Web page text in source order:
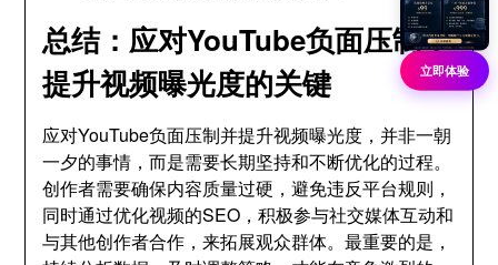
总结：应对YouTube负面压制，
提升视频曝光度的关键
应对YouTube负面压制并提升视频曝光度，并非一朝
一夕的事情，而是需要长期坚持和不断优化的过程。
创作者需要确保内容质量过硬，避免违反平台规则，
同时通过优化视频的SEO，积极参与社交媒体互动和
与其他创作者合作，来拓展观众群体。最重要的是，
立即体验